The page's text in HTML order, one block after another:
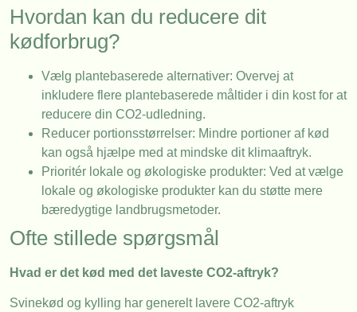
Hvordan kan du reducere dit
kødforbrug?
Vælg plantebaserede alternativer: Overvej at
inkludere flere plantebaserede måltider i din kost for at
reducere din CO2-udledning.
Reducer portionsstørrelser: Mindre portioner af kød
kan også hjælpe med at mindske dit klimaaftryk.
Prioritér lokale og økologiske produkter: Ved at vælge
lokale og økologiske produkter kan du støtte mere
bæredygtige landbrugsmetoder.
Ofte stillede spørgsmål
Hvad er det kød med det laveste CO2-aftryk?
Svinekød og kylling har generelt lavere CO2-aftryk